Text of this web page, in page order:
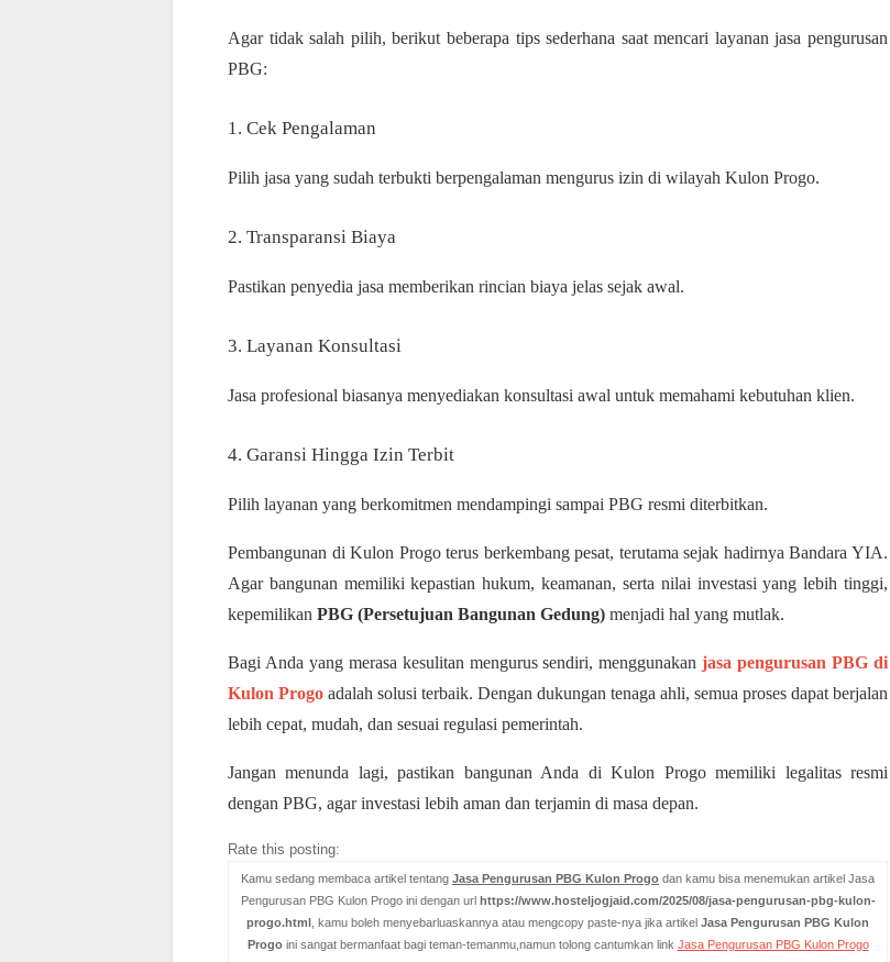
Agar tidak salah pilih, berikut beberapa tips sederhana saat mencari layanan jasa pengurusan
PBG:
1. Cek Pengalaman
Pilih jasa yang sudah terbukti berpengalaman mengurus izin di wilayah Kulon Progo.
2. Transparansi Biaya
Pastikan penyedia jasa memberikan rincian biaya jelas sejak awal.
3. Layanan Konsultasi
Jasa profesional biasanya menyediakan konsultasi awal untuk memahami kebutuhan klien.
4. Garansi Hingga Izin Terbit
Pilih layanan yang berkomitmen mendampingi sampai PBG resmi diterbitkan.
Pembangunan di Kulon Progo terus berkembang pesat, terutama sejak hadirnya Bandara YIA.
Agar bangunan memiliki kepastian hukum, keamanan, serta nilai investasi yang lebih tinggi,
kepemilikan PBG (Persetujuan Bangunan Gedung) menjadi hal yang mutlak.
Bagi Anda yang merasa kesulitan mengurus sendiri, menggunakanjasa pengurusan PBG di
Kulon Progo adalah solusi terbaik. Dengan dukungan tenaga ahli, semua proses dapat berjalan
lebih cepat, mudah, dan sesuai regulasi pemerintah.
Jangan menunda lagi, pastikan bangunan Anda di Kulon Progo memiliki legalitas resmi
dengan PBG, agar investasi lebih aman dan terjamin di masa depan.
Rate this posting:
Kamu sedang membaca artikel tentang Jasa Pengurusan PBG Kulon Progo dan kamu bisa menemukan artikel Jasa
Pengurusan PBG Kulon Progo ini dengan url https://www.hosteljogjaid.com/2025/08/jasa-pengurusan-pbg-kulon-
progo.html , kamu boleh menyebarluaskannya atau mengcopy paste-nya jika artikel Jasa Pengurusan PBG Kulon
Progoini sangat bermanfaat bagi teman-temanmu,namun tolong cantumkan link Jasa Pengurusan PBG Kulon Progo